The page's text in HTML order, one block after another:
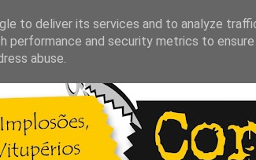
to deliver its services and to analyze
performance and security metrics to
abuse.